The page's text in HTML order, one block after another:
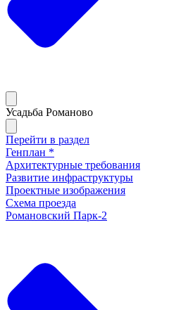
Усадьба Романово
Перейти в раздел
Генплан *
Архитектурные требования
Развитие инфраструктуры
Проектные изображения
Схема проезда
Романовский Парк-2